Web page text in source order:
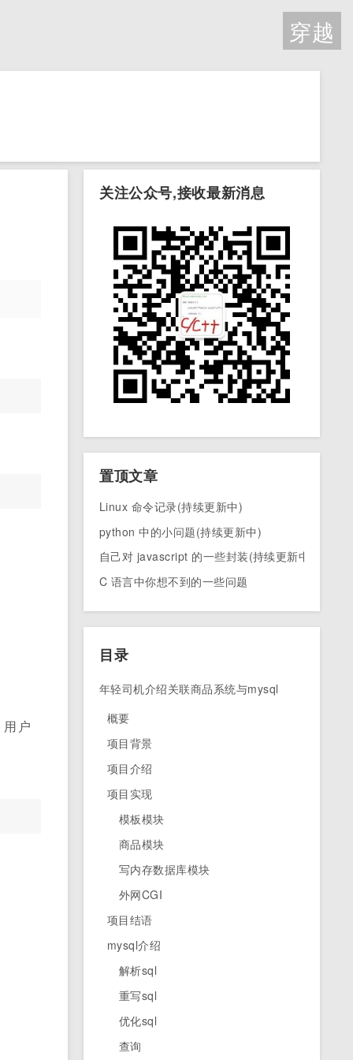
户
关注公众号,接收最新消息
置顶文章
Linux 命令记录(持续更新中)
python 中的小问题(持续更新中)
自己对 javascript 的一些封装(持续更新中)
C 语言中你想不到的一些问题
目录
年轻司机介绍关联商品系统与mysql
概要
项目背景
项目介绍
项目实现
模板模块
商品模块
写内存数据库模块
外网CGI
项目结语
mysql介绍
解析sql
重写sql
优化sql
查询
穿越